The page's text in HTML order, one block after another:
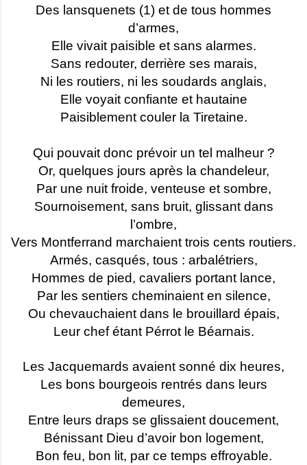
Des lansquenets (1) et de tous hommes
d’armes,
Elle vivait paisible et sans alarmes.
Sans redouter, derrière ses marais,
Ni les routiers, ni les soudards anglais,
Elle voyait confiante et hautaine
Paisiblement couler la Tiretaine.
Qui pouvait donc prévoir un tel malheur ?
Or, quelques jours après la chandeleur,
Par une nuit froide, venteuse et sombre,
Sournoisement, sans bruit, glissant dans
l’ombre,
Vers Montferrand marchaient trois cents routiers.
Armés, casqués, tous : arbalétriers,
Hommes de pied, cavaliers portant lance,
Par les sentiers cheminaient en silence,
Ou chevauchaient dans le brouillard épais,
Leur chef étant Pérrot le Béarnais.
Les Jacquemards avaient sonné dix heures,
Les bons bourgeois rentrés dans leurs
demeures,
Entre leurs draps se glissaient doucement,
Bénissant Dieu d’avoir bon logement,
Bon feu, bon lit, par ce temps effroyable.